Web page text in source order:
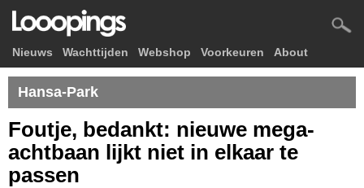
Nieuws Wachttijden Webshop Voorkeuren About
Hansa-Park
Foutje, bedankt: nieuwe mega-
achtbaan lijkt niet in elkaar te
passen